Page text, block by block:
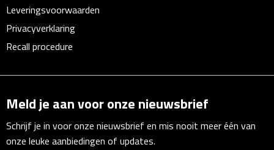
Linialen
Magneten
Pennen etui's
Pennenhouders
Leveringsvoorwaarden
Privacyverklaring
Recall procedure
Meld je aan voor onze nieuwsbrief
Schrijf je in voor onze nieuwsbrief en mis nooit meer één van
onze leuke aanbiedingen of updates.